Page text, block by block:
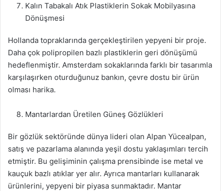
Kalın Tabakalı Atık Plastiklerin Sokak Mobilyasına
Dönüşmesi
Hollanda topraklarında gerçekleştirilen yepyeni bir proje.
Daha çok polipropilen bazlı plastiklerin geri dönüşümü
hedeflenmiştir. Amsterdam sokaklarında farklı bir tasarımla
karşılaşırken oturduğunuz bankın, çevre dostu bir ürün
olması harika.
Mantarlardan Üretilen Güneş Gözlükleri
Bir gözlük sektöründe dünya lideri olan Alpan Yücealpan,
satış ve pazarlama alanında yeşil dostu yaklaşımları tercih
etmiştir. Bu gelişiminin çalışma prensibinde ise metal ve
kauçuk bazlı atıklar yer alır. Ayrıca mantarları kullanarak
ürünlerini, yepyeni bir piyasa sunmaktadır. Mantar